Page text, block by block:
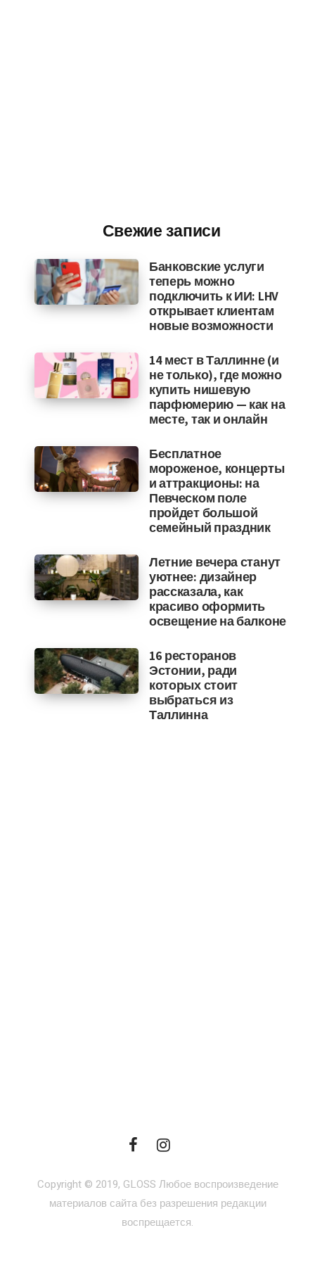
Свежие записи
Банковские услуги
теперь можно
подключить к ИИ: LHV
открывает клиентам
новые возможности
14 мест в Таллинне (и
не только), где можно
купить нишевую
парфюмерию — как на
месте, так и онлайн
Бесплатное
мороженое, концерты
и аттракционы: на
Певческом поле
пройдет большой
семейный праздник
Летние вечера станут
уютнее: дизайнер
рассказала, как
красиво оформить
освещение на балконе
16 ресторанов
Эстонии, ради
которых стоит
выбраться из
Таллинна
Copyright © 2019, GLOSS Любое воспроизведение
материалов сайта без разрешения редакции
воспрещается.